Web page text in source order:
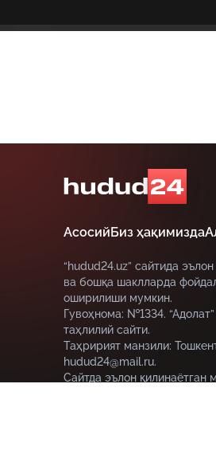
АсосийБиз ҳақимизда
“hudud24.uz” сайтида
ва бошқа шаклларда
оширилиши мумкин.
Гувоҳнома: №1334.
таҳлилий сайти.
Таҳририят манзили:
hudud24@mail.ru.
Сайтда эълон қилинаётган